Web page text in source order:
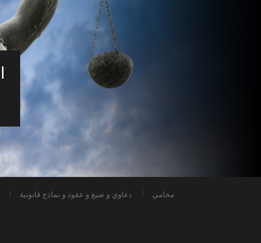
محامي دعاوي و صيغ و عقود و نماذج قانونية